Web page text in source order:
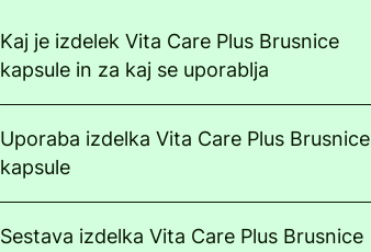
Kaj je izdelek Vita Care Plus Brusnice
kapsule in za kaj se uporablja
Uporaba izdelka Vita Care Plus Brusnice
kapsule
Sestava izdelka Vita Care Plus Brusnice